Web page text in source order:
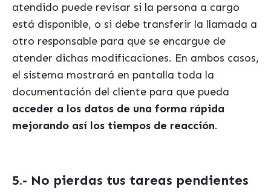
atendido puede revisar si la persona a cargo
está disponible, o si debe transferir la llamada a
otro responsable para que se encargue de
atender dichas modificaciones. En ambos casos,
el sistema mostrará en pantalla toda la
documentación del cliente para que pueda
acceder a los datos de una forma rápida
mejorando así los tiempos de reacción.
5.- No pierdas tus tareas pendientes